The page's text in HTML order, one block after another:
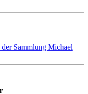
Sammlung Michael